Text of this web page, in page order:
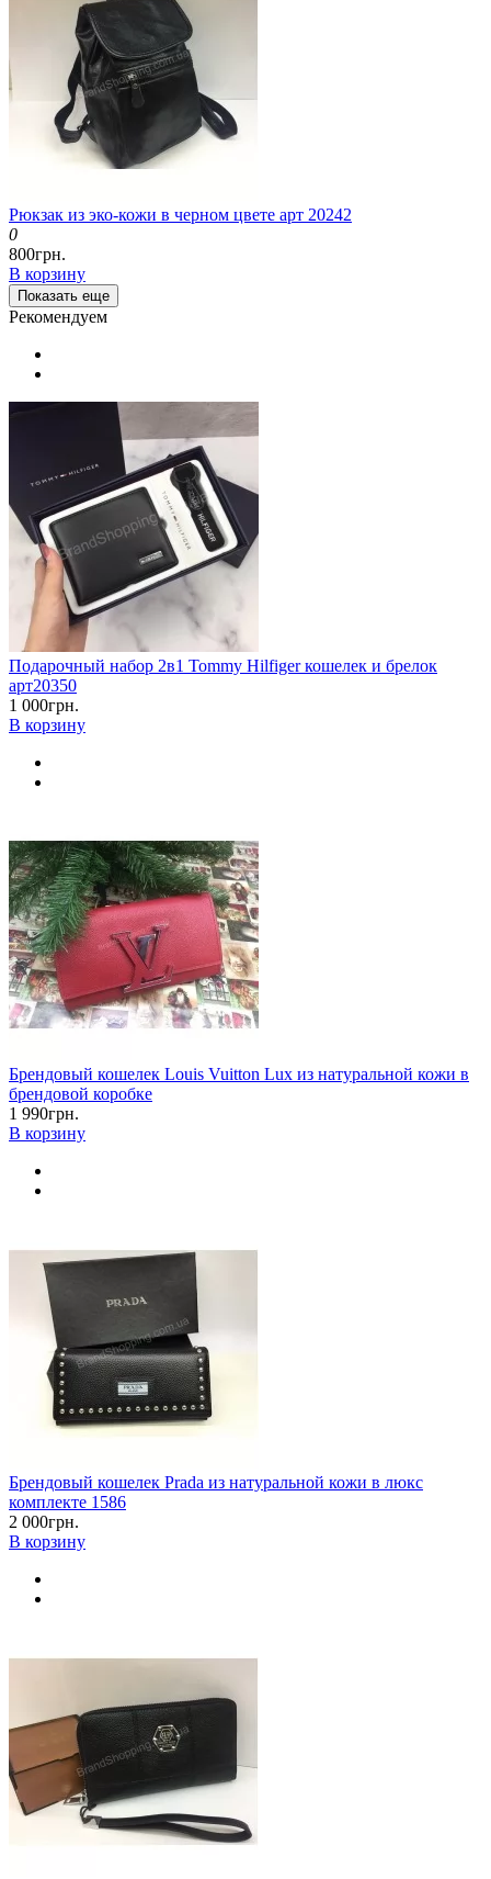
Рюкзак из эко-кожи в черном цвете арт 20242
0
800грн.
В корзину
Показать еще
Рекомендуем
Подарочный набор 2в1 Tommy Hilfiger кошелек и брелок
арт20350
1 000грн.
В корзину
Брендовый кошелек Louis Vuitton Lux из натуральной кожи в
брендовой коробке
1 990грн.
В корзину
Брендовый кошелек Prada из натуральной кожи в люкс
комплекте 1586
2 000грн.
В корзину